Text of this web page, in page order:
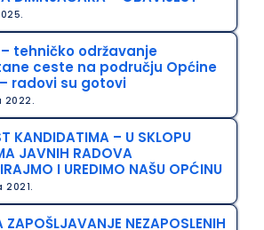
tehničko održavanje
ceste na području Općine
radovi su gotovi
2022.
KANDIDATIMA – U SKLOPU
JAVNIH RADOVA
I UREDIMO NAŠU OPĆINU
2021.
ZAPOŠLJAVANJE NEZAPOSLENIH